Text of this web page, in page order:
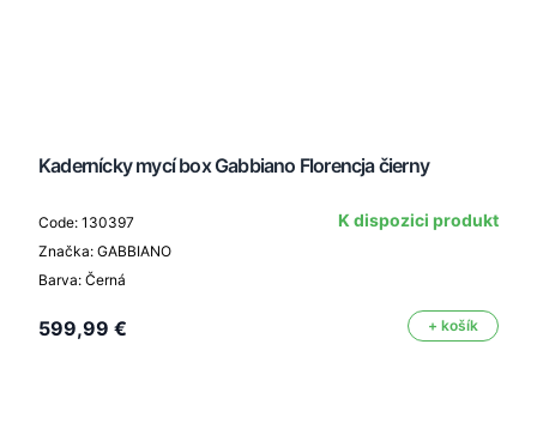
Kadernícky mycí box Gabbiano Florencja čierny
Code: 130397
Značka: GABBIANO
Barva: Černá
K dispozici produkt
599,99 € + košík